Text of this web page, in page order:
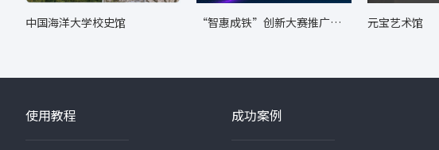
中国海洋大学校史馆
“智惠成铁”创新大赛推广转
元宝艺术馆
使用教程 成功案例